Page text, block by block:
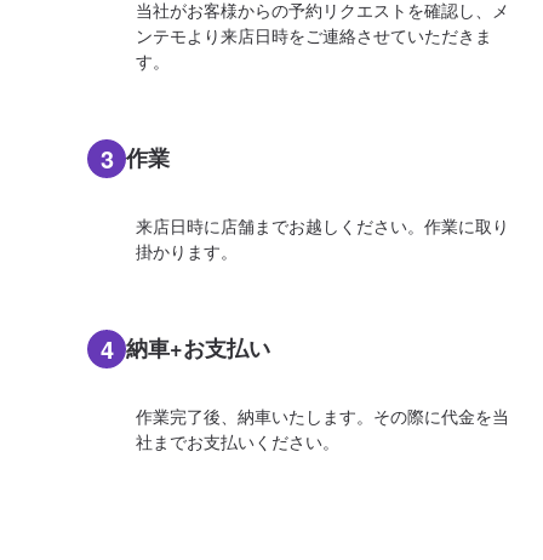
当社がお客様からの予約リクエストを確認し、メ
ンテモより来店日時をご連絡させていただきま
す。
3 作業
来店日時に店舗までお越しください。作業に取り
掛かります。
4 納車+お支払い
作業完了後、納車いたします。その際に代金を当
社までお支払いください。